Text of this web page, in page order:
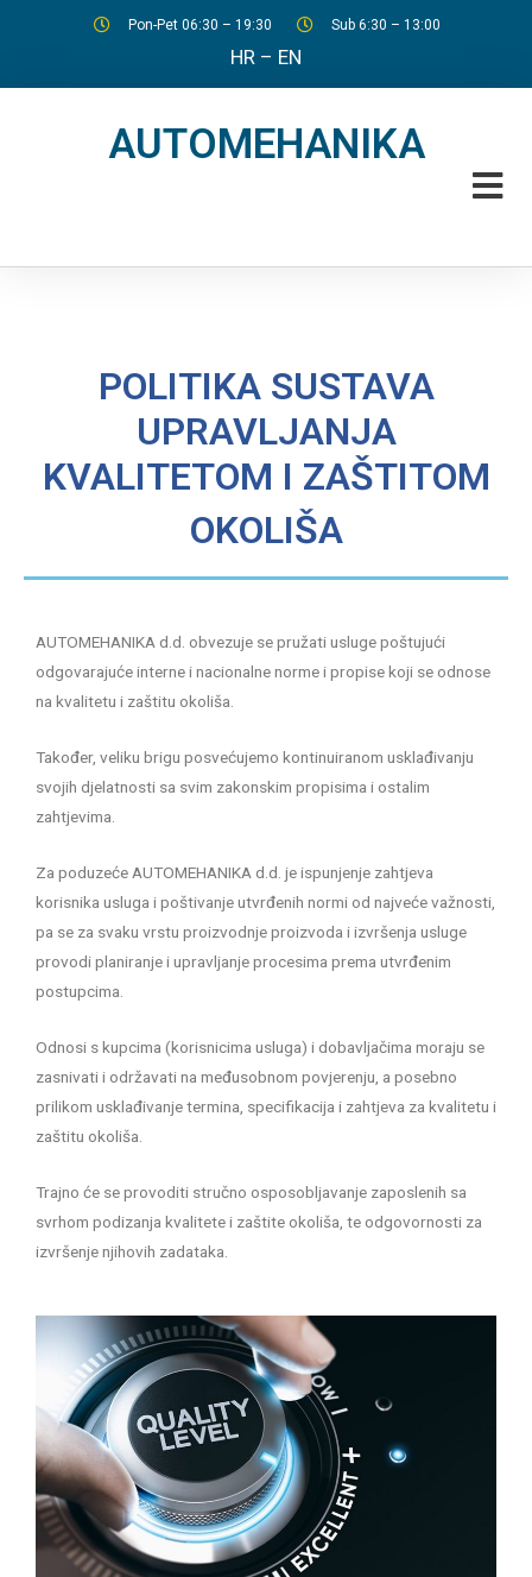
Pon-Pet 06:30 – 19:30 Sub 6:30 – 13:00
HR – EN
AUTOMEHANIKA
POLITIKA SUSTAVA
UPRAVLJANJA
KVALITETOM I ZAŠTITOM
OKOLIŠA
AUTOMEHANIKA d.d. obvezuje se pružati usluge poštujući
odgovarajuće interne i nacionalne norme i propise koji se odnose
na kvalitetu i zaštitu okoliša.
Također, veliku brigu posvećujemo kontinuiranom usklađivanju
svojih djelatnosti sa svim zakonskim propisima i ostalim
zahtjevima.
Za poduzeće AUTOMEHANIKA d.d. je ispunjenje zahtjeva
korisnika usluga i poštivanje utvrđenih normi od najveće važnosti,
pa se za svaku vrstu proizvodnje proizvoda i izvršenja usluge
provodi planiranje i upravljanje procesima prema utvrđenim
postupcima.
Odnosi s kupcima (korisnicima usluga) i dobavljačima moraju se
zasnivati i održavati na međusobnom povjerenju, a posebno
prilikom usklađivanje termina, specifikacija i zahtjeva za kvalitetu i
zaštitu okoliša.
Trajno će se provoditi stručno osposobljavanje zaposlenih sa
svrhom podizanja kvalitete i zaštite okoliša, te odgovornosti za
izvršenje njihovih zadataka.